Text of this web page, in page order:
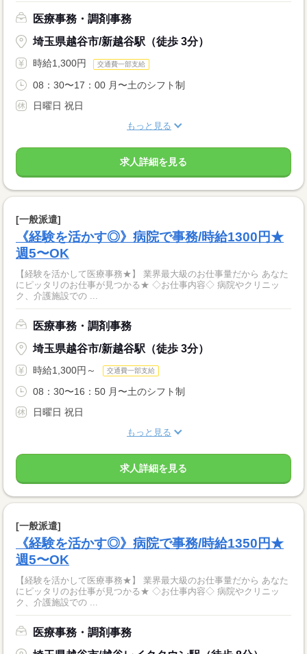
医療事務・調剤事務
埼玉県越谷市/新越谷駅（徒歩 3分）
時給1,300円 交通費一部支給
08：30〜17：00 月〜土のシフト制
日曜日 祝日
もっと見る
求人詳細を見る
[一般派遣]
《経験を活かす◎》病院で事務/時給1300円★
週5〜OK
【経験を活かして医療事務★】 業界最大級のお仕事量だから あなた
にピッタリのお仕事が見つかる★ ◇お仕事内容◇ 病院やクリニッ
ク、介護施設での ...
医療事務・調剤事務
埼玉県越谷市/新越谷駅（徒歩 3分）
時給1,300円～ 交通費一部支給
08：30〜16：50 月〜土のシフト制
日曜日 祝日
もっと見る
求人詳細を見る
[一般派遣]
《経験を活かす◎》病院で事務/時給1350円★
週5〜OK
【経験を活かして医療事務★】 業界最大級のお仕事量だから あなた
にピッタリのお仕事が見つかる★ ◇お仕事内容◇ 病院やクリニッ
ク、介護施設での ...
医療事務・調剤事務